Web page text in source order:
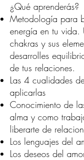
¿Qué aprenderás?
Metodología para
energía en tu vida.
chakras y sus
desarrolles
de tus relaciones.
Las 4 cualidades
aplicarlas
Conocimiento de
alma y como
liberarte de
Los lenguajes del
Los deseos del